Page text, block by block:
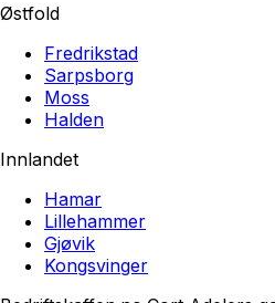
Østfold
Fredrikstad
Sarpsborg
Moss
Halden
Innlandet
Hamar
Lillehammer
Gjøvik
Kongsvinger